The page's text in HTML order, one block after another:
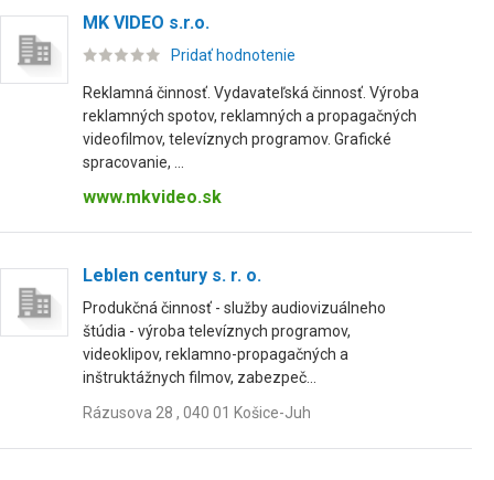
MK VIDEO s.r.o.
Pridať hodnotenie
Reklamná činnosť. Vydavateľská činnosť. Výroba
reklamných spotov, reklamných a propagačných
videofilmov, televíznych programov. Grafické
spracovanie, ...
www.mkvideo.sk
Leblen century s. r. o.
Produkčná činnosť - služby audiovizuálneho
štúdia - výroba televíznych programov,
videoklipov, reklamno-propagačných a
inštruktážnych filmov, zabezpeč...
Rázusova 28 , 040 01 Košice-Juh